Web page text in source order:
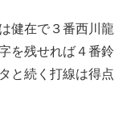
健在で３番西川龍
を残せれば４番鈴
と続く打線は得点